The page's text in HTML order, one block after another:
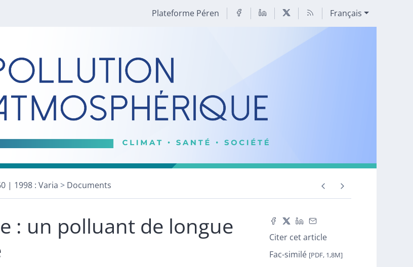
Plateforme Péren Français
| 1998 : Varia Documents
Citer cet article
Fac-similé [PDF, 1,8M]
: un polluant de longue